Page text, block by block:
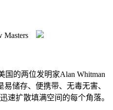
Masters
国的两位发明家Alan Whitman
易储存、便携带、无毒无害、
速扩散填满空间的每个角落。